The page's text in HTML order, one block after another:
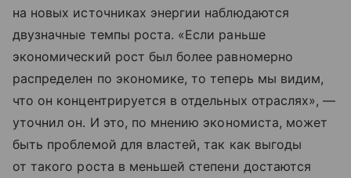
на новых источниках энергии наблюдаются
двузначные темпы роста. «Если раньше
экономический рост был более равномерно
распределен по экономике, то теперь мы видим,
что он концентрируется в отдельных отраслях», —
уточнил он. И это, по мнению экономиста, может
быть проблемой для властей, так как выгоды
от такого роста в меньшей степени достаются